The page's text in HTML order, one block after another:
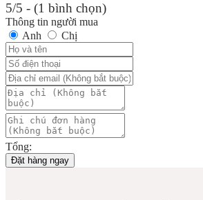
5/5 - (1 bình chọn)
Thông tin người mua
Anh
Chị
Tổng:
Đặt hàng ngay